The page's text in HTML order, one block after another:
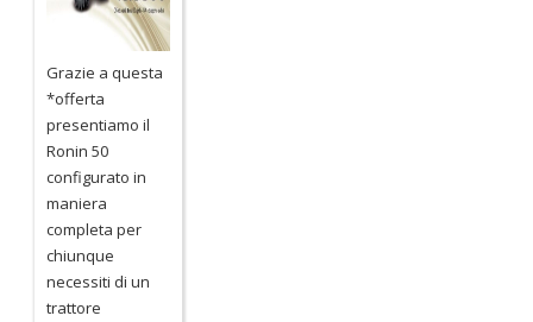
Grazie a questa
*offerta
presentiamo il
Ronin 50
configurato in
maniera
completa per
chiunque
necessiti di un
trattore